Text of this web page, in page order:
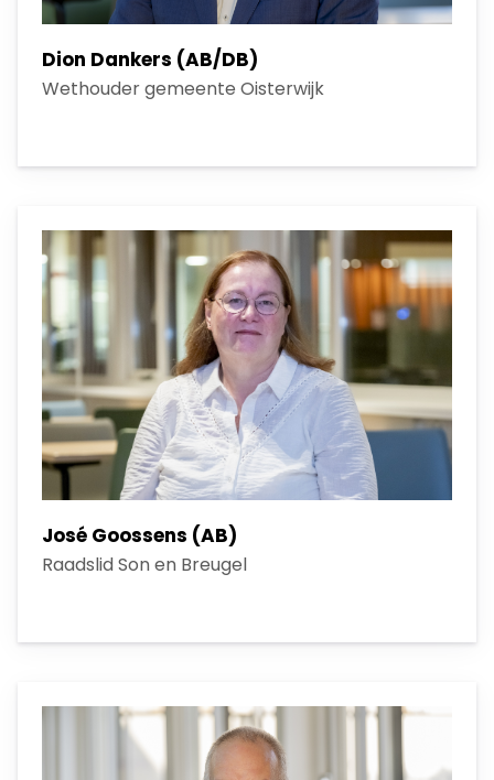
Dion Dankers (AB/DB)
Wethouder gemeente Oisterwijk
José Goossens (AB)
Raadslid Son en Breugel